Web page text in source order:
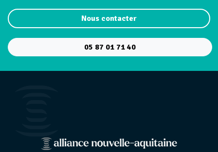
Nous contacter
05 87 01 71 40